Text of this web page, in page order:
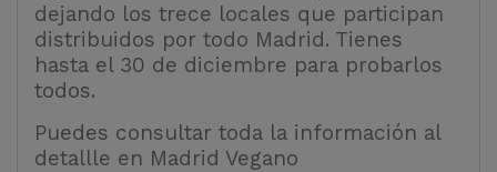
dejando los trece locales que participan
distribuidos por todo Madrid. Tienes
hasta el 30 de diciembre para probarlos
todos.
Puedes consultar toda la información al
detallle en Madrid Vegano